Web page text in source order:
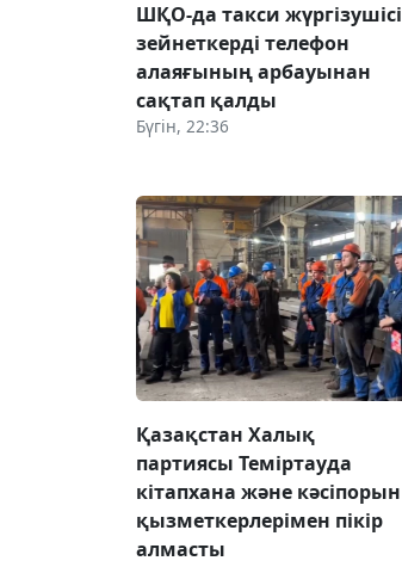
ШҚО-да такси жүргізушісі
зейнеткерді телефон
алаяғының арбауынан
сақтап қалды
Бүгін, 22:36
Қазақстан Халық
партиясы Теміртауда
кітапхана және кәсіпорын
қызметкерлерімен пікір
алмасты